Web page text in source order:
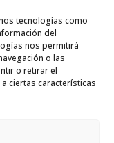
tecnologías como
del
nos permitirá
o las
o retirar el
ciertas características